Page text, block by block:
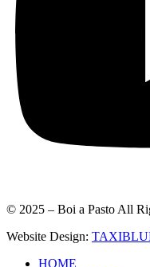
© 2025 – Boi a Pasto All
Website Design:
HOME